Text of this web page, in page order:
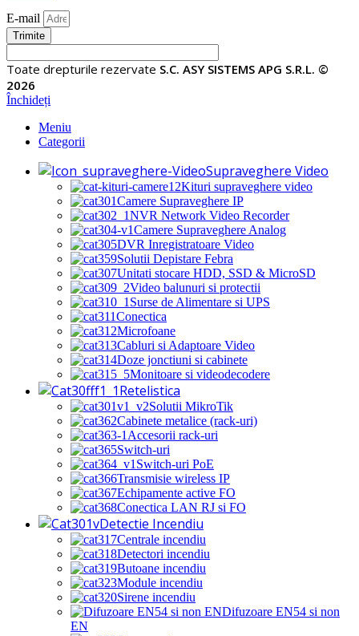
E-mail
Trimite
Toate drepturile rezervate S.C. ASY SISTEMS APG S.R.L. ©
2026
Închideți
Meniu
Categorii
Supraveghere Video
Kituri supraveghere video
Camere Supraveghere IP
NVR Network Video Recorder
Camere Supraveghere Analog
DVR Inregistratoare Video
Solutii Depistare Febra
Unitati stocare HDD, SSD & MicroSD
Video balunuri si protectii
Surse de Alimentare si UPS
Conectica
Microfoane
Cabluri si Adaptoare Video
Doze jonctiuni si cabinete
Monitoare si videodecodere
Retelistica
Solutii MikroTik
Cabinete metalice (rack-uri)
Accesorii rack-uri
Switch-uri
Switch-uri PoE
Transmisie wireless IP
Echipamente active FO
Conectica LAN RJ si FO
Detectie Incendiu
Centrale incendiu
Detectori incendiu
Butoane incendiu
Module incendiu
Sirene incendiu
Difuzoare EN54 si non
EN